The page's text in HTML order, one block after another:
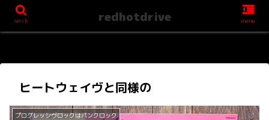
ヒートウェイヴと同様の
プログレッシヴロックはパンクロック
serch redhotdrive menu